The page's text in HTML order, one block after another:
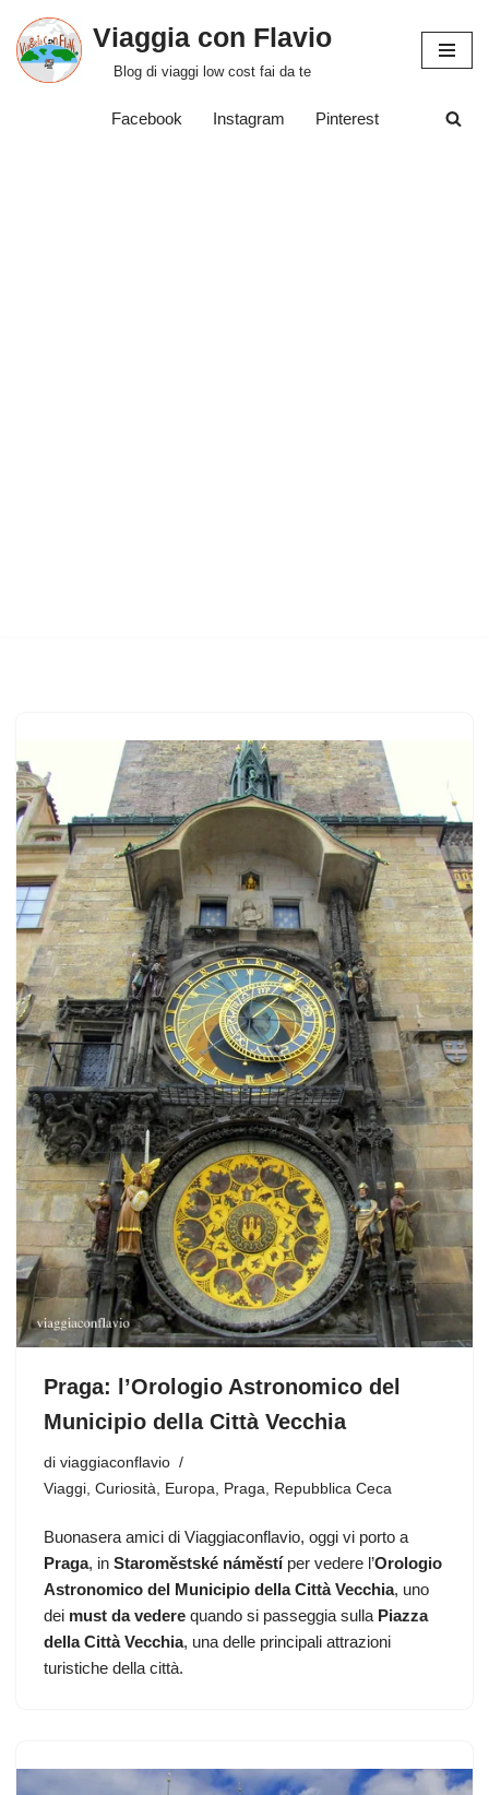
Vai
Viaggia con Flavio
Blog di viaggi low cost fai da te
Facebook Instagram Pinterest
Praga: l’Orologio Astronomico del
Municipio della Città Vecchia
di viaggiaconflavio
Viaggi, Curiosità, Europa, Praga, Repubblica Ceca
Buonasera amici di Viaggiaconflavio, oggi vi porto a
Praga, in Staroměstské náměstíper vedere l’Orologio
Astronomico del Municipio della Città Vecchia, uno
dei must da vedere quando si passeggia sulla Piazza
della Città Vecchia, una delle principali attrazioni
turistiche della città.